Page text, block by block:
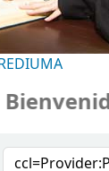
Buscar en el